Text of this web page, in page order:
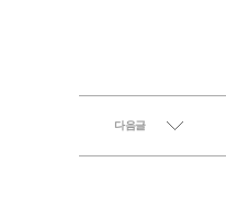
다음글